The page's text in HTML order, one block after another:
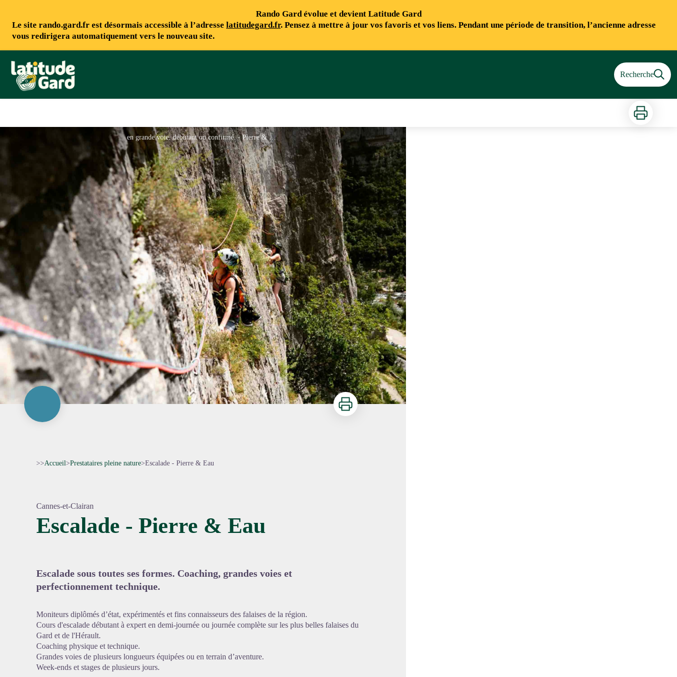
Rando Gard évolue et devient Latitude Gard
Le site rando.gard.fr est désormais accessible à l’adresse latitudegard.fr. Pensez à mettre à jour vos favoris et vos liens. Pendant une période de transition, l’ancienne adresse
vous redirigera automatiquement vers le nouveau site.
Rando Gard Recherche
Imprimer
en grande voie, débutant ou confirmé. - Pierre & Eau
Imprimer
>>Accueil>Prestataires pleine nature>Escalade - Pierre & Eau
Cannes-et-Clairan
Escalade - Pierre & Eau
Escalade sous toutes ses formes. Coaching, grandes voies et
perfectionnement technique.
Moniteurs diplômés d’état, expérimentés et fins connaisseurs des falaises de la région.
Cours d'escalade débutant à expert en demi-journée ou journée complète sur les plus belles falaises du
Gard et de l'Hérault.
Coaching physique et technique.
Grandes voies de plusieurs longueurs équipées ou en terrain d’aventure.
Week-ends et stages de plusieurs jours.